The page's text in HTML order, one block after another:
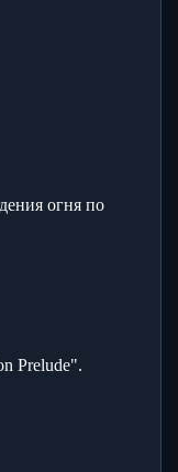
огня по
Prelude".